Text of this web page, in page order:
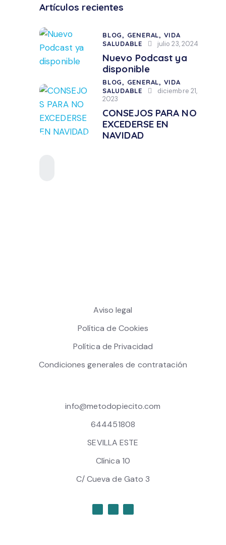
Artículos recientes
BLOG, GENERAL, VIDA
SALUDABLE
julio 23, 2024
Nuevo Podcast ya
disponible
BLOG, GENERAL, VIDA
SALUDABLE
diciembre 21,
2023
CONSEJOS PARA NO
EXCEDERSE EN
NAVIDAD
Aviso legal
Política de Cookies
Política de Privacidad
Condiciones generales de contratación
info@metodopiecito.com
644451808
SEVILLA ESTE
Clínica 10
C/ Cueva de Gato 3